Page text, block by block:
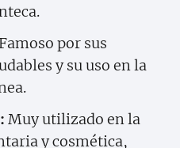
por sus
y su uso en la
Muy utilizado en la
y cosmética,